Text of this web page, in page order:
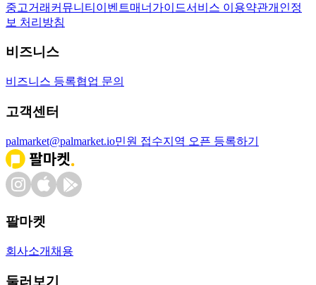
중고거래 커뮤니티 이벤트매너가이드서비스 이용약관개인정
보 처리방침
비즈니스
비즈니스 등록협업 문의
고객센터
palmarket@palmarket.io민원 접수지역 오픈 등록하기
팔마켓
회사소개 채용
둘러보기